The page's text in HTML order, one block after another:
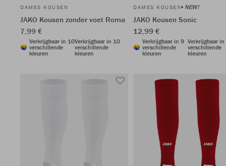
DAMES KOUSEN
JAKO Kousen zonder voet Roma
7,99 €
Verkrijgbaar in 10
verschillende
kleuren
Verkrijgbaar in 10
verschillende
kleuren
DAMES KOUSEN NEW!
JAKO Kousen Sonic
12,99 €
Verkrijgbaar in 9
verschillende
kleuren
Verkrijgbaar in
verschillende
kleuren